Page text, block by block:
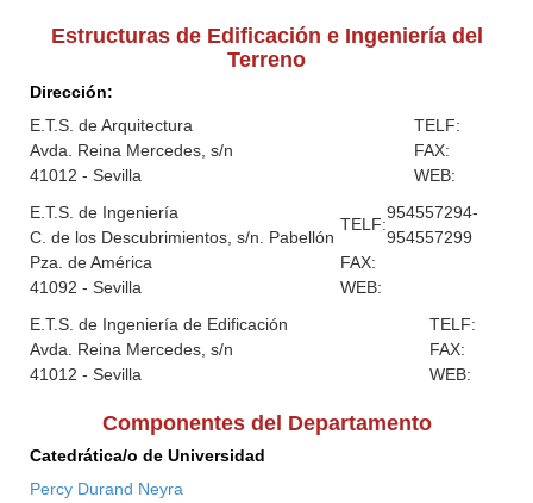
Estructuras de Edificación e Ingeniería del
Terreno
Dirección:
E.T.S. de Arquitectura
Avda. Reina Mercedes, s/n
41012 - Sevilla
TELF:
FAX:
WEB:
E.T.S. de Ingeniería
C. de los Descubrimientos, s/n. Pabellón
Pza. de América
41092 - Sevilla
TELF:
954557294-
954557299
FAX:
WEB:
E.T.S. de Ingeniería de Edificación
Avda. Reina Mercedes, s/n
41012 - Sevilla
TELF:
FAX:
WEB:
Componentes del Departamento
Catedrática/o de Universidad
Percy Durand Neyra